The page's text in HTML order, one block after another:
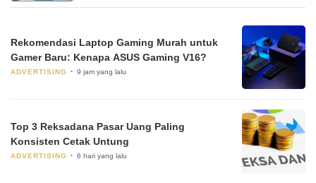
Rekomendasi Laptop Gaming Murah untuk
Gamer Baru: Kenapa ASUS Gaming V16?
ADVERTISING 9 jam yang lalu
Top 3 Reksadana Pasar Uang Paling
Konsisten Cetak Untung
ADVERTISING 6 hari yang lalu